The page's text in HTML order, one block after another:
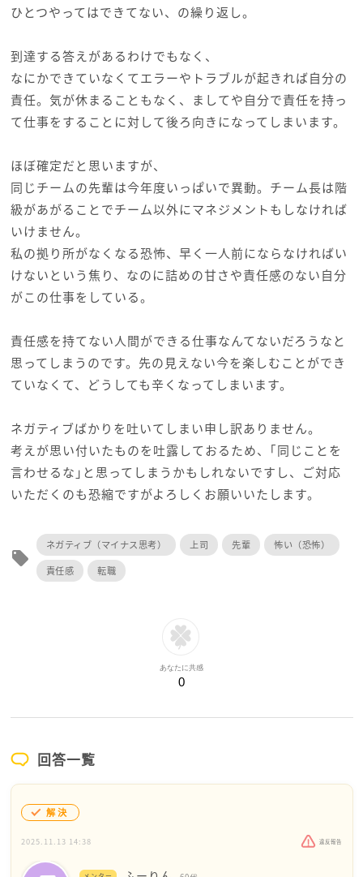
ひとつやってはできてない、の繰り返し。
到達する答えがあるわけでもなく、
なにかできていなくてエラーやトラブルが起きれば自分の
責任。気が休まることもなく、ましてや自分で責任を持っ
て仕事をすることに対して後ろ向きになってしまいます。
ほぼ確定だと思いますが、
同じチームの先輩は今年度いっぱいで異動。チーム長は階
級があがることでチーム以外にマネジメントもしなければ
いけません。
私の拠り所がなくなる恐怖、早く一人前にならなければい
けないという焦り、なのに詰めの甘さや責任感のない自分
がこの仕事をしている。
責任感を持てない人間ができる仕事なんてないだろうなと
思ってしまうのです。先の見えない今を楽しむことができ
ていなくて、どうしても辛くなってしまいます。
ネガティブばかりを吐いてしまい申し訳ありません。
考えが思い付いたものを吐露しておるため、｢同じことを
言わせるな｣と思ってしまうかもしれないですし、ご対応
いただくのも恐縮ですがよろしくお願いいたします。
local_offer
ネガティブ（マイナス思考） 上司 先輩
怖い（恐怖）
責任感
転職
あなたに共感
0
回答一覧
解決
2025.11.13 14:38 違反報告